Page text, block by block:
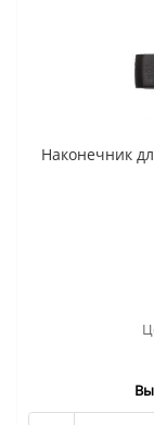
Наконечник